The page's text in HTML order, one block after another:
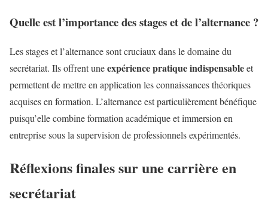
Quelle est l’importance des stages et de l’alternance ?
Les stages et l’alternance sont cruciaux dans le domaine du
secrétariat. Ils offrent uneexpérience pratique indispensableet
permettent de mettre en application les connaissances théoriques
acquises en formation. L’alternance est particulièrement bénéfique
puisqu’elle combine formation académique et immersion en
entreprise sous la supervision de professionnels expérimentés.
Réflexions finales sur une carrière en
secrétariat